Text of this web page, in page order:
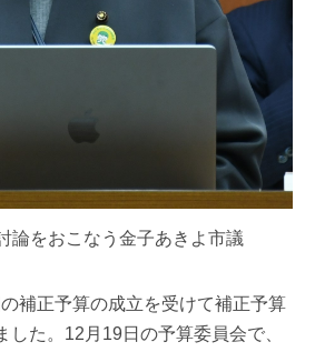
論をおこなう金子あきよ市議
補正予算の成立を受けて補正予算
した。12月19日の予算委員会で、